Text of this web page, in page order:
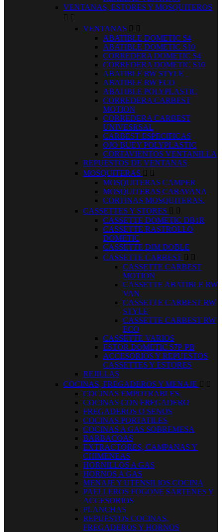
VENTANAS, ESTORES Y MOSQUITEROS
 
VENTANAS  
ABATIBLE DOMETIC S4
ABATIBLE DOMETIC S10
CORREDERA DOMETIC S4
CORREDERA DOMETIC S10
ABATIBLE RW STYLE
ABATIBLE RW ECO
ABATIBLE POLYPLASTIC
CORREDERA CARBEST
MOTION
CORREDERA CARBEST
UNIVESRSAL
CARBEST ESPECIFICAS
OJO BUEY POLYPLASTIC
CORTAVIENTOS VENTANILLA
REPUESTOS DE VENTANAS
MOSQUITERAS  
MOSQUITERAS CAMPER
MOSQUITERAS CARAVANA
CORTINAS MOSQUITERAS.
CASSETTES Y STORES  
CASSETTE DOMETIC DB1R
CASSETTE RASTROLLO
DOMETIC
CASSETTE DIM DOBLE
CASSETTE CARBEST  
CASSETTE CARBEST
MOTION
CASSETTE ABATIBLE RW
VAN
CASSETTE CARBEST RW
STYLE
CASSETTE CARBEST RW
ECO
CASSETTE VARIOS
ESTOR DOMETIC S7P-PB
ACCESORIOS Y REPUESTOS
CASSETTES Y ESTORES
REJILLAS
COCINAS, FREGADEROS Y MENAJE  
COCINAS EMPOTRABLES
COCINAS CON FREGADERO
FREGADEROS O SENOS
COCINAS PORTATILES
COCINAS A GAS SOBREMESA
BARBACOAS
EXTRACTORES, CAMPANAS Y
CHIMENEAS
HORNILLOS A GAS
HORNOS A GAS
MENAJE Y UTENSILIOS COCINA
PAELLEROS FOGONE SARTENES Y
ACCESORIOS
PLANCHAS
REPUESTOS COCINAS,
FREGADEROS Y HORNOS